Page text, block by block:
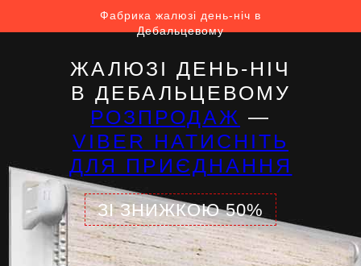
Фабрика жалюзі день-ніч в
Дебальцевому
ЖАЛЮЗІ ДЕНЬ-НІЧ
В ДЕБАЛЬЦЕВОМУ
РОЗПРОДАЖ —
VIBER НАТИСНІТЬ
ДЛЯ ПРИЄДНАННЯ
ЗІ ЗНИЖКОЮ 50%